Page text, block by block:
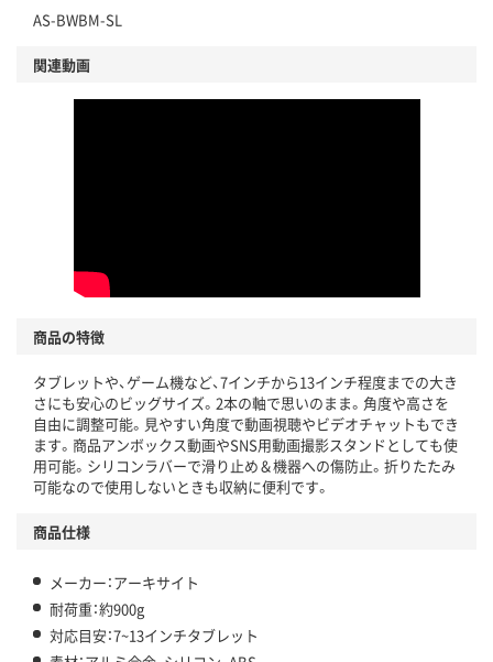
AS-BWBM-SL
関連動画
商品の特徴
タブレットや、ゲーム機など、7インチから13インチ程度までの大き
さにも安心のビッグサイズ。2本の軸で思いのまま。角度や高さを
自由に調整可能。見やすい角度で動画視聴やビデオチャットもでき
ます。商品アンボックス動画やSNS用動画撮影スタンドとしても使
用可能。シリコンラバーで滑り止め＆機器への傷防止。折りたたみ
可能なので使用しないときも収納に便利です。
商品仕様
メーカー：アーキサイト
耐荷重：約900g
対応目安：7~13インチタブレット